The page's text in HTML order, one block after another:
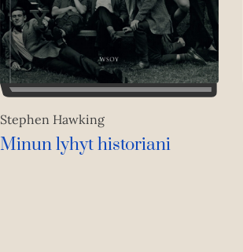
Stephen Hawking
Minun lyhyt historiani